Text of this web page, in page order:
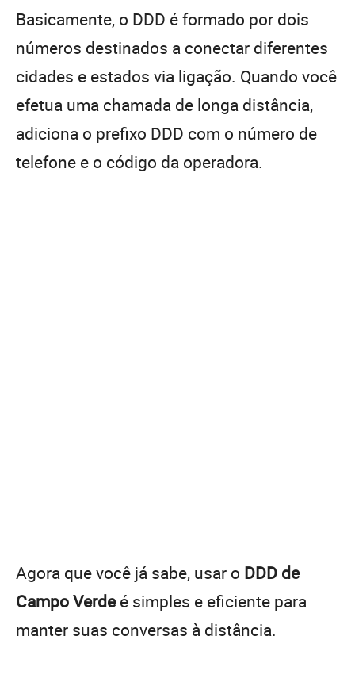
Basicamente, o DDD é formado por dois
números destinados a conectar diferentes
cidades e estados via ligação. Quando você
efetua uma chamada de longa distância,
adiciona o prefixo DDD com o número de
telefone e o código da operadora.
Agora que você já sabe, usar o DDD de
Campo Verdeé simples e eficiente para
manter suas conversas à distância.